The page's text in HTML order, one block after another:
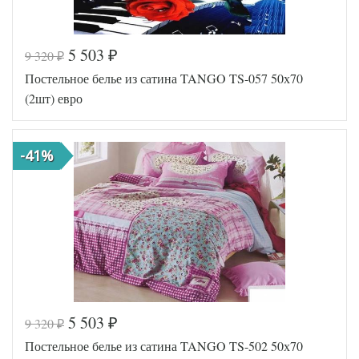
Код товара
515-079
Артикул
TT1458
Ткань
Размер
200х220
Размер
простыни
220х245
50х70
(2шт)
Производитель
Tango
(Китай)
Код товара
515-083
Артикул
TT1492
9 320₽ 5 503 ₽
Постельное белье из сатина TANGO TS-057 50х70
(2шт) евро
-41%
9 320₽ 5 503 ₽
Постельное белье из сатина TANGO TS-502 50х70